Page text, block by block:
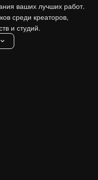
ваших лучших работ.
среди креаторов,
и студий.